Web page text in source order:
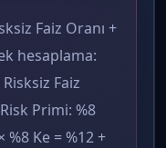
Faiz Oranı +
hesaplama:
Faiz
Primi: %8
%8 Ke = %12 +